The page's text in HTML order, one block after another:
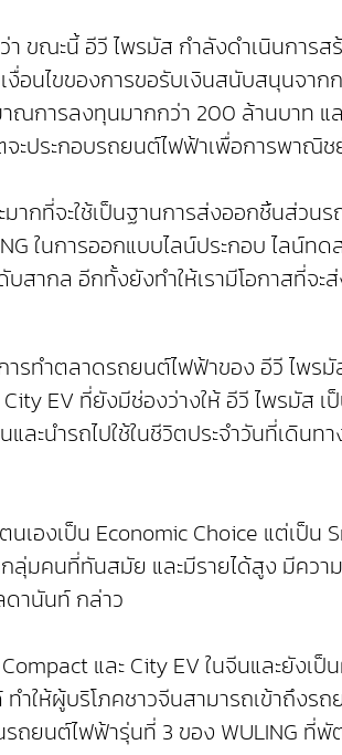
ขณะนี้ อีวี ไพรมัส กำลังดำเนินการส
อนไขของการขอรับเงินสนับสนุนจา
ณการลงทุนมากกว่า 200 ล้านบาท
จะประกอบรถยนต์ไฟฟ้าเพื่อการพาณิ
กที่จะใช้เป็นฐานการส่งออกชิ้นส่วน
ในการออกแบบไลน์ประกอบ ไลน์ทด
ากล อีกทั้งยังทำให้เรามีโอกาสที่จ
ทำตลาดรถยนต์ไฟฟ้าของ อีวี ไพรมั
EV ที่ยังมีช่องว่างให้ อีวี ไพรมัส
ำรถไปใช้ในชีวิตประจำวันที่เดินทาง
เองเป็น Economic Choice แต่เป็
คนที่ทันสมัย และมีรายได้สูง มีความ
ดานันท์ กล่าว
และ City EV ในจีนและยังเ
ห้ผู้บริโภคชาวจีนสามารถเข้าถึงร
รถยนต์ไฟฟ้ารุ่นที่ 3 ของ WULING